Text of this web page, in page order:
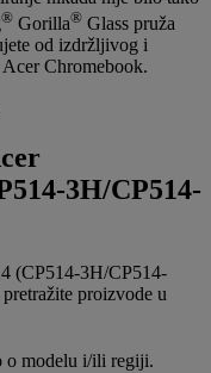
® Gorilla® Glass pruža
od izdržljivog i
Chromebook.
3H/CP514-
(CP514-3H/CP514-
proizvode u
o modelu i/ili regiji.